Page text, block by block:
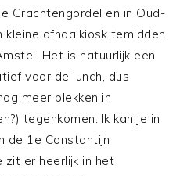
Grachtengordel en in Oud-
afhaalkiosk temidden
Het is natuurlijk een
voor de lunch, dus
meer plekken in
tegenkomen. Ik kan je in
de 1e Constantijn
zit er heerlijk in het